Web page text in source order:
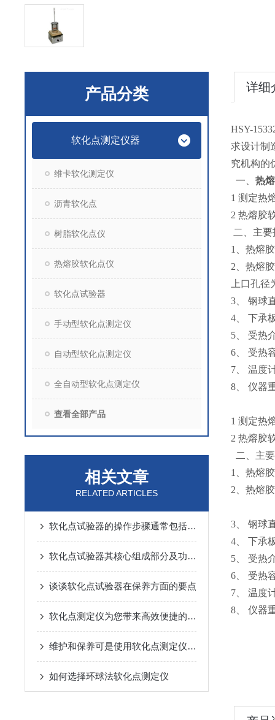
产品分类
软化点测定仪器
维卡软化测定仪
沥青软化点
树脂软化点仪
热熔胶软化点仪
软化点试验器
手动型软化点测定仪
自动型软化点测定仪
全自动型软化点测定仪
查看全部产品
相关文章
RELATED ARTICLES
软化点试验器的操作步骤通常包括以下几点
软化点试验器其核心组成部分及功能详解
谈谈软化点试验器在保养方面的要点
软化点测定仪为您带来高效便捷的测试体验
维护和保养可是使用软化点测定仪的基础课程
如何选择环球法软化点测定仪
详细
HSY-
求设计制
究机构的
一、 热
1 测定热
2 热熔胶
二、主
1、热熔
2、热熔
上口孔
3、 钢球
4、 下承
5、 受热
6、 受热
7、 温度
8、 仪器
1 测定热
2 热熔胶
二、主
1、热熔
2、热熔
3、 钢球
4、 下承
5、 受热
6、 受热
7、 温度
8、 仪器